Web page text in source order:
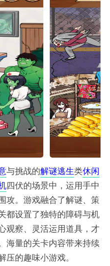
与挑战的解谜逃生类休闲
四伏的场景中，运用手中
攻。游戏融合了解谜、策
都设置了独特的障碍与机
观察、灵活运用道具，才
海量的关卡内容带来持续
压的趣味小游戏。